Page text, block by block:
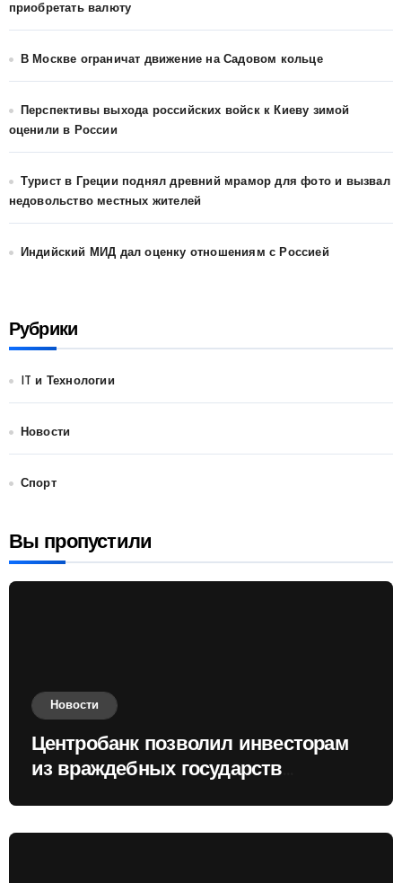
приобретать валюту
В Москве ограничат движение на Садовом кольце
Перспективы выхода российских войск к Киеву зимой
оценили в России
Турист в Греции поднял древний мрамор для фото и вызвал
недовольство местных жителей
Индийский МИД дал оценку отношениям с Россией
Рубрики
IT и Технологии
Новости
Спорт
Вы пропустили
Новости
Центробанк позволил инвесторам
из враждебных государств